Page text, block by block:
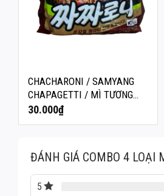
CHACHARONI / SAMYANG
CHAPAGETTI / MÌ TƯƠNG
ĐEN JAJANG 140G
30.000₫
ĐÁNH GIÁ COMBO 4 LOẠI
5